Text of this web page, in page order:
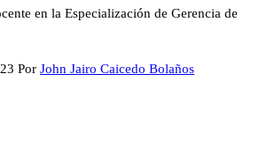
en la Especialización de Gerencia de
Por John Jairo Caicedo Bolaños